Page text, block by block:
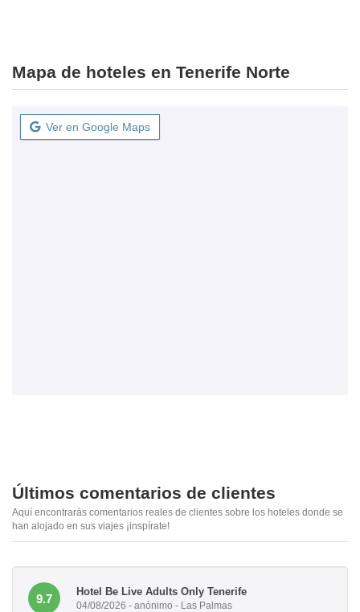
Mapa de hoteles en Tenerife Norte
Ver en Google Maps
Últimos comentarios de clientes
Aquí encontrarás comentarios reales de clientes sobre los hoteles donde se
han alojado en sus viajes ¡inspírate!
9.7
Hotel Be Live Adults Only Tenerife
04/08/2026 - anónimo - Las Palmas